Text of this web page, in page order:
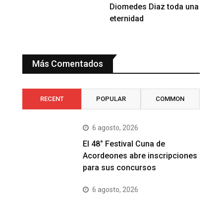
Diomedes Diaz toda una
eternidad
Más Comentados
RECENT POPULAR COMMON
6 agosto, 2026
El 48° Festival Cuna de
Acordeones abre inscripciones
para sus concursos
6 agosto, 2026